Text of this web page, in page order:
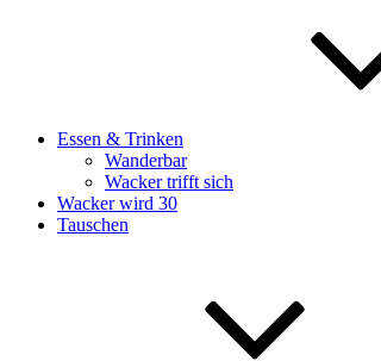
Essen & Trinken
Wanderbar
Wacker trifft sich
Wacker wird 30
Tauschen